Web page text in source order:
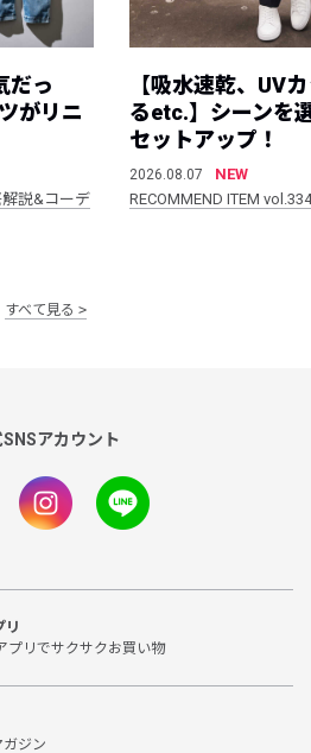
だっ
がリニ
解説&コーデ
【吸水速乾、UV
るetc.】シーンを
セットアップ！
2026.08.07
NEW
RECOMMEND ITEM vol.334
すべて見る
SNSアカウント
リ
プリでサクサクお買い物
ジン